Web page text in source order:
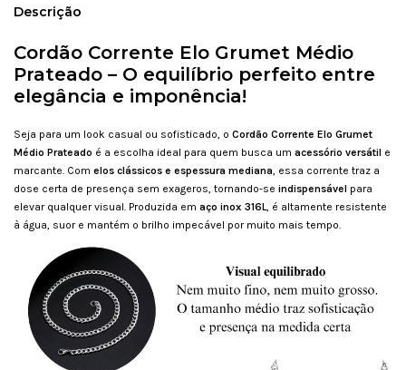
Descrição
Cordão Corrente Elo Grumet Médio
Prateado – O equilíbrio perfeito entre
elegância e imponência!
Seja para um look casual ou sofisticado, o Cordão Corrente Elo Grumet
Médio Prateado é a escolha ideal para quem busca um acessório versátil e
marcante. Com elos clássicos e espessura mediana , essa corrente traz a
dose certa de presença sem exageros, tornando-se indispensável para
elevar qualquer visual. Produzida em aço inox 316L , é altamente resistente
à água, suor e mantém o brilho impecável por muito mais tempo.